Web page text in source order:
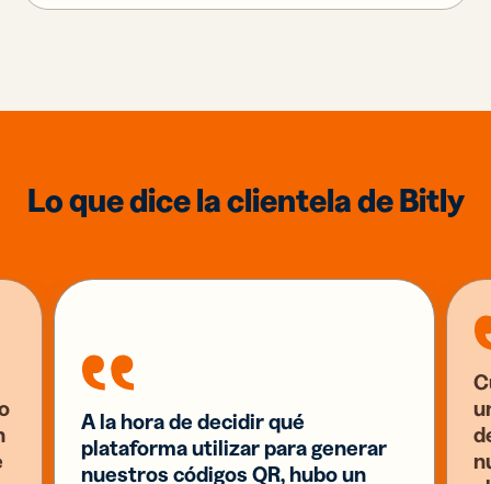
Lo que dice la clientela de Bitly
A la hora de decidir qué
plataforma utilizar para generar
nuestros códigos QR, hubo un